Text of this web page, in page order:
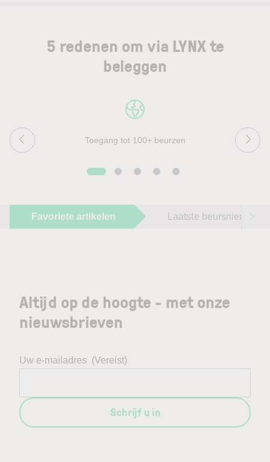
5 redenen om via LYNX te
beleggen
Toegang tot 100+ beurzen
Favoriete artikelen Laatste beursnieuws
Altijd op de hoogte - met onze
nieuwsbrieven
Uw e-mailadres (Vereist)
Schrijf u in